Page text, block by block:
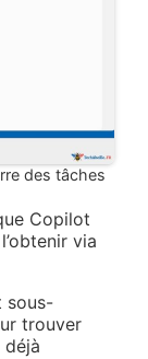
des tâches
Copilot
via
sous-
trouver